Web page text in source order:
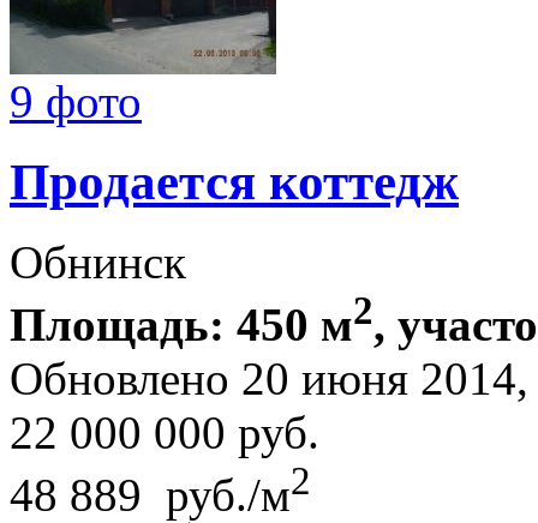
9 фото
Продается коттедж
Обнинск
Площадь: 450 м2,
Обновлено 20 июня
22 000 000 руб.
48 889 руб./м2